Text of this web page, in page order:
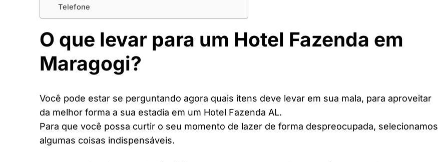
Telefone
O que levar para um Hotel Fazenda em
Maragogi?
Você pode estar se perguntando agora quais itens deve levar em sua mala, para aproveitar
da melhor forma a sua estadia em um Hotel Fazenda AL.
Para que você possa curtir o seu momento de lazer de forma despreocupada, selecionamos
algumas coisas indispensáveis.